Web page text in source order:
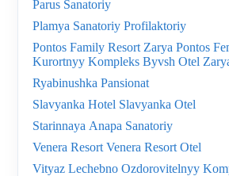
Parus Sanatoriy
Plamya Sanatoriy Profilaktoriy
Pontos Family Resort Zarya Pontos
Kurortnyy Kompleks Byvsh Otel
Ryabinushka Pansionat
Slavyanka Hotel Slavyanka Otel
Starinnaya Anapa Sanatoriy
Venera Resort Venera Resort Otel
Vityaz Lechebno Ozdorovitelnyy